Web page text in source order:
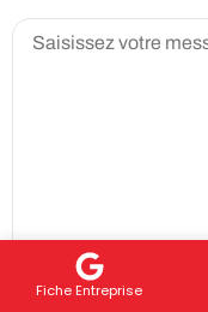
Fiche Entreprise